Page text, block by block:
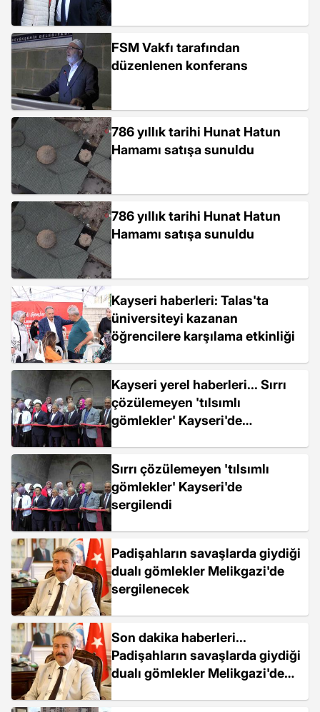
FSM Vakfı tarafından
düzenlenen konferans
786 yıllık tarihi Hunat Hatun
Hamamı satışa sunuldu
786 yıllık tarihi Hunat Hatun
Hamamı satışa sunuldu
Kayseri haberleri: Talas'ta
üniversiteyi kazanan
öğrencilere karşılama etkinliği
Kayseri yerel haberleri... Sırrı
çözülemeyen 'tılsımlı
gömlekler' Kayseri'de
Sırrı çözülemeyen 'tılsımlı
gömlekler' Kayseri'de
sergilendi
Padişahların savaşlarda giydiği
dualı gömlekler Melikgazi'de
sergilenecek
Son dakika haberleri...
Padişahların savaşlarda giydiği
dualı gömlekler Melikgazi'de